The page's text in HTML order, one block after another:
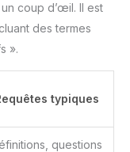
coup d’œil. Il est
des termes
».
typiques
questions